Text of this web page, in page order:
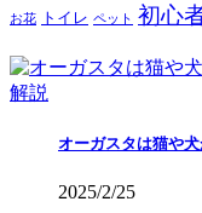
お花 トイレ ペット 初心
オーガスタは猫や
2025/2/25